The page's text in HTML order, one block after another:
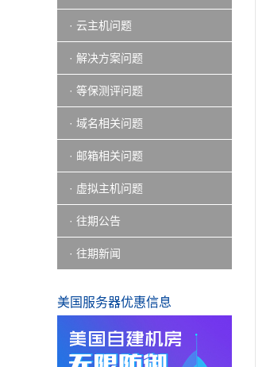
· 云主机问题
· 解决方案问题
· 等保测评问题
· 域名相关问题
· 邮箱相关问题
· 虚拟主机问题
· 往期公告
· 往期新闻
美国服务器优惠信息